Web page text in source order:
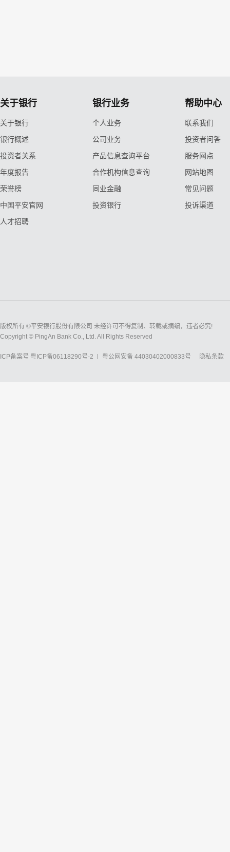
关于银行
关于银行
银行概述
投资者关系
年度报告
荣誉榜
中国平安官网
人才招聘
银行业务
个人业务
公司业务
产品信息查询平台
合作机构信息查询
同业金融
投资银行
帮助中心
联系我们
投资者问答
服务网点
网站地图
常见问题
投诉渠道
版权所有 ©平安银行股份有限公司 未经许可不得复制、转载或摘编，违者必究!
Copyright © PingAn Bank Co., Ltd. All Rights Reserved
ICP备案号 粤ICP备06118290号-2 粤公网安备 44030402000833号 隐私条款